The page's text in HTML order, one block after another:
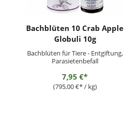
Bachblüten 10 Crab Apple
Globuli 10g
Bachblüten für Tiere - Entgiftung,
Parasietenbefall
7,95 €*
(795,00 €* / kg)